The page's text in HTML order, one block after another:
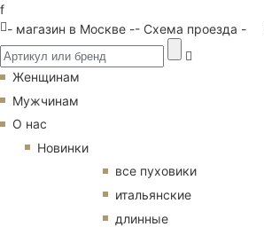
f
- магазин в Москве -- Схема проезда -
Женщинам
Мужчинам
О нас
Новинки
все пуховики
итальянские
длинные